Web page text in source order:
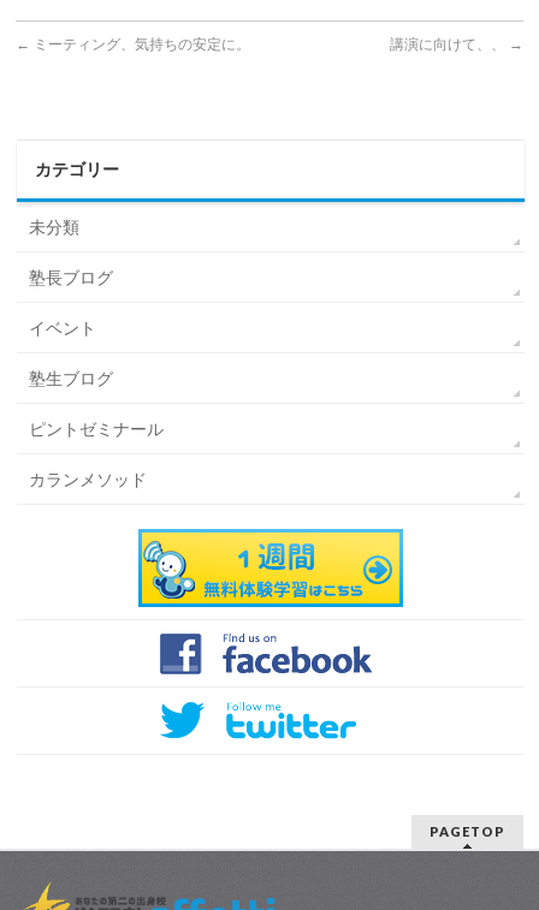
← ミーティング、気持ちの安定に。 講演に向けて、、 →
カテゴリー
未分類
塾長ブログ
イベント
塾生ブログ
ピントゼミナール
カランメソッド
PAGETOP